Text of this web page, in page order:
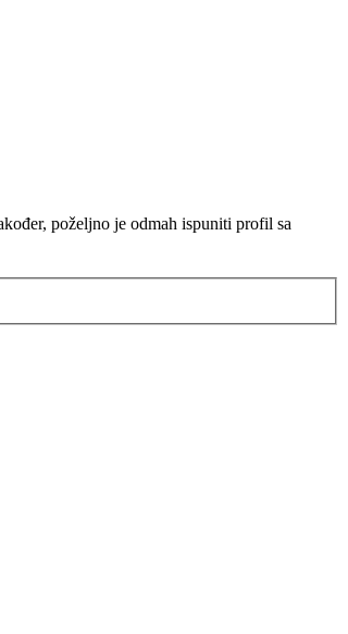
poželjno je odmah ispuniti profil sa